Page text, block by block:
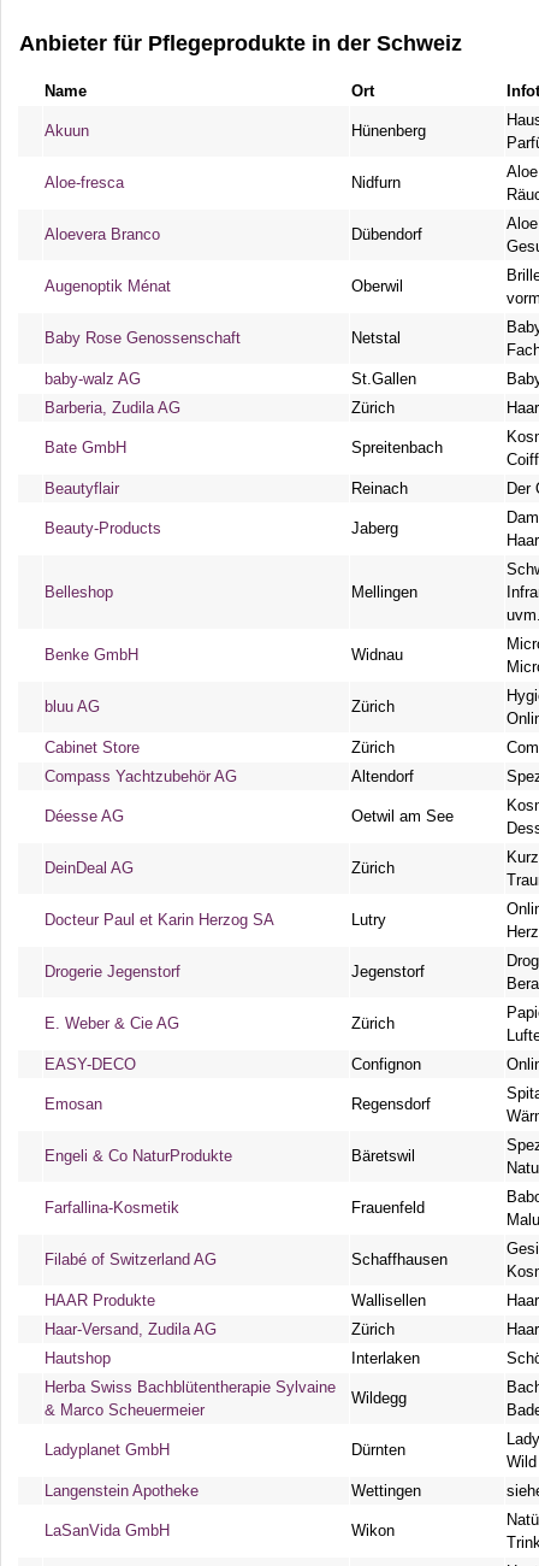
Anbieter für Pflegeprodukte in der Schweiz
Name Ort
Akuun Hünenberg
Aloe-fresca Nidfurn
Aloevera Branco Dübendorf
Augenoptik Ménat Oberwil
Baby Rose Genossenschaft Netstal
baby-walz AG
St.Gallen
Barberia, Zudila AG
Zürich
Bate GmbH Spreitenbach
Beautyflair
Reinach Der
Beauty-Products Jaberg
Belleshop Mellingen
Benke GmbH Widnau
bluu AG Zürich
Cabinet Store
Zürich
Compass Yachtzubehör AG
Altendorf
Déesse AG Oetwil am See
DeinDeal AG Zürich
Docteur Paul et Karin Herzog SA Lutry
Drogerie Jegenstorf Jegenstorf
E. Weber & Cie AG Zürich
EASY-DECO
Confignon
Emosan Regensdorf
Engeli & Co NaturProdukte Bäretswil
Farfallina-Kosmetik Frauenfeld
Filabé of Switzerland AG Schaffhausen
HAAR Produkte
Wallisellen
Haar-Versand, Zudila AG
Zürich
Hautshop
Interlaken
Herba Swiss Bachblütentherapie Sylvaine
& Marco Scheuermeier
Wildegg
Ladyplanet GmbH Dürnten
Langenstein Apotheke
Wettingen
LaSanVida GmbH Wikon